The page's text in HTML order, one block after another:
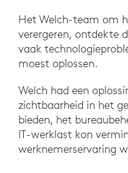
Het Welch-team om
verergeren, ontdekte
vaak
moest oplossen.
Welch had een
zichtbaarheid in het
bieden, het
IT-werklast kon
werknemerservaring